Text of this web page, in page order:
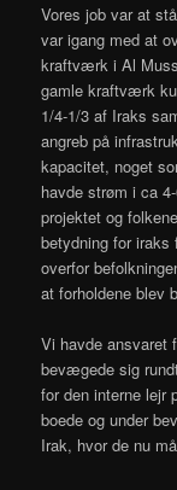
Vores job var at
var igang med at
kraftværk i Al
gamle kraftværk
1/4-1/3 af Iraks
angreb på
kapacitet, noget
havde strøm i ca
projektet og
betydning for iraks
overfor
at forholdene blev
Vi havde ansvaret
bevægede sig
for den interne lejr
boede og under
Irak, hvor de nu